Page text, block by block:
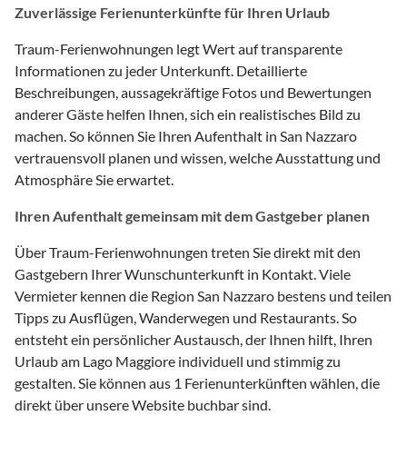
Zuverlässige Ferienunterkünfte für Ihren Urlaub
Traum-Ferienwohnungen legt Wert auf transparente
Informationen zu jeder Unterkunft. Detaillierte
Beschreibungen, aussagekräftige Fotos und Bewertungen
anderer Gäste helfen Ihnen, sich ein realistisches Bild zu
machen. So können Sie Ihren Aufenthalt in San Nazzaro
vertrauensvoll planen und wissen, welche Ausstattung und
Atmosphäre Sie erwartet.
Ihren Aufenthalt gemeinsam mit dem Gastgeber planen
Über Traum-Ferienwohnungen treten Sie direkt mit den
Gastgebern Ihrer Wunschunterkunft in Kontakt. Viele
Vermieter kennen die Region San Nazzaro bestens und teilen
Tipps zu Ausflügen, Wanderwegen und Restaurants. So
entsteht ein persönlicher Austausch, der Ihnen hilft, Ihren
Urlaub am Lago Maggiore individuell und stimmig zu
gestalten. Sie können aus 1 Ferienunterkünften wählen, die
direkt über unsere Website buchbar sind.